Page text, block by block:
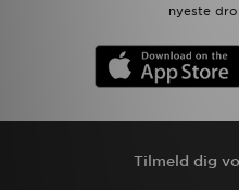
nyeste
Tilmeld dig